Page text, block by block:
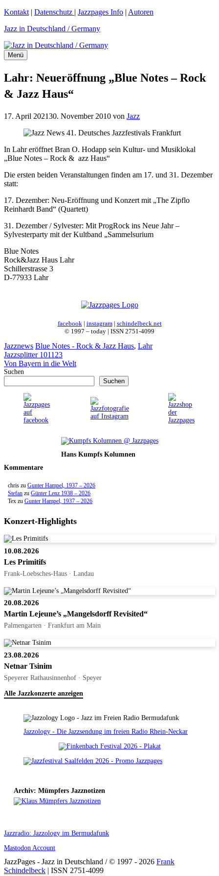
Zum
springen
Kontakt | Datenschutz | Jazzpages Info | Autoren
Jazz in Deutschland / Germany
Menü
Lahr: Neueröffnung „Blue Notes – Rock
& Jazz Haus“
17. April 202130. November 2010 von Jazz
In Lahr eröffnet Bran O. Hodapp sein Kultur- und Musiklokal
„Blue Notes – Rock & azz Haus“
Die ersten beiden Veranstaltungen finden am 17. und 31. Dezember
statt:
17. Dezember: Neu-Eröffnung und Konzert mit „The Zipflo
Reinhardt Band“ (Quartett)
31. Dezember / Sylvester: Mit ProgRock ins Neue Jahr –
Sylvesterparty mit der Kultband „Sammelsurium
Blue Notes
Rock&Jazz Haus Lahr
Schillerstrasse 3
D-77933 Lahr
facebook | instagram| schindelbeck.net
© 1997 – today | ISSN 2751-4099
Kategorien
Jazznews Schlagwörter
Blue Notes - Rock & Jazz Haus, Lahr
Jazzsplitter 101123
Von Bayern in die Welt
Suchen
Suchen
Hans Kumpfs Kolumnen
Kommentare
chris zu Gunter Hampel, 1937 – 2026
Stefan zu Günter Lenz 1938 – 2026
Tex zu Gunter Hampel, 1937 – 2026
Konzert-Highlights
10.08.2026
Les Primitifs
Frank-Loebsches-Haus · Landau
20.08.2026
Martin Lejeune’s „Mangelsdorff Revisited“
Palmengarten · Frankfurt am Main
23.08.2026
Netnar Tsinim
Speyerer Rathausinnenhof · Speyer
Alle Jazzkonzerte anzeigen
Jazzology - Die Jazzsendung im freien Radio Rhein-Neckar
Archiv: Mümpfers Jazznotizen
Jazzradio: Jazzology im Bermudafunk
Mastodon Account
JazzPages - Jazz in Deutschland / © 1997 - 2026 Frank
Schindelbeck | ISSN 2751-4099